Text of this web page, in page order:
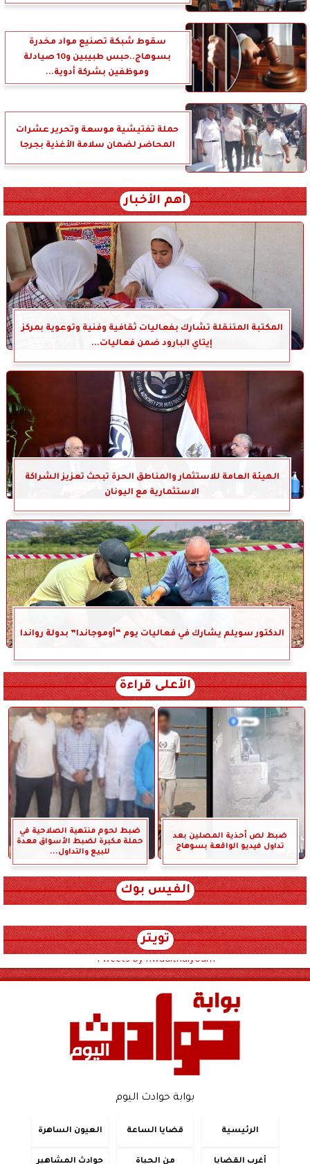
سقوط شبكة تصنيع مواد مخدرة
بسوهاج..حبس طبيبين و10 صيادلة
وموظفين بشركة أدوية...
حملة تفتيشية موسعة وتحرير عشرات
المحاضر لضمان سلامة الأغذية بجرجا
أهم الأخبار
المكتبة المتنقلة تشارك بفعاليات ثقافية وفنية وتوعوية بمركز
إيتاي البارود ضمن فعاليات...
الهيئة العامة للاستثمار والمناطق الحرة تبحث تعزيز الشراكة
الاستثمارية مع اليونان
الدكتور سويلم يشارك في فعاليات يوم “أوموجاندا” بدولة رواندا
الأعلى قراءة
ضبط لص أحذية المصلين بعد
تداول فيديو الواقعة بسوهاج
ضبط لحوم منتهية الصلاحية في
حملة مكبرة لضبط الأسواق معدة
للبيع والتداول...
الفيس بوك
تويتر
Tweets by hwadithalyoum
بوابة حوادث اليوم
الرئيسية قضايا الساعة العيون الساهرة
أغرب القضايا من الحياة حوادث المشاهير